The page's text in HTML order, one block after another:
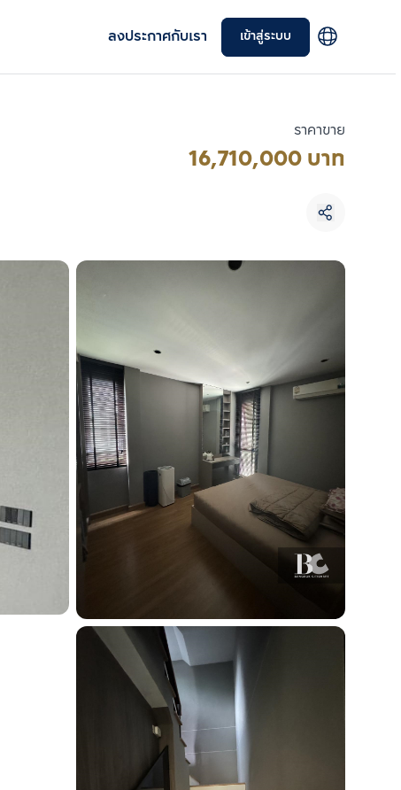
ลงประกาศกับเรา เข้าสู่ระบบ
ราคาขาย
16,710,000 บาท
เลือกยูนิตเพื่อเปรียบเทียบ
ลบทั้งหมด